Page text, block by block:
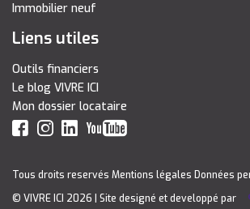
Immobilier neuf
Liens utiles
Outils financiers
Le blog VIVRE ICI
Mon dossier locataire
Tous droits reservés Mentions légales Données
© VIVRE ICI 2026
| Site designé et developpé par